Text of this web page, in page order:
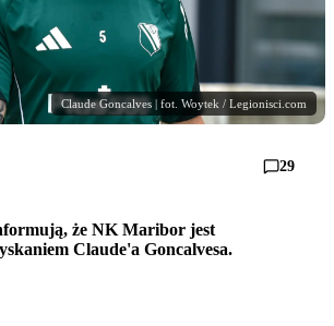
Claude Goncalves | fot. Woytek / Legionisci.com
29
że NK Maribor jest
Claude'a Goncalvesa.